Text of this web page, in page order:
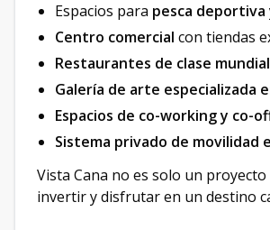
Espacios para pesca deportiva
Centro comercial con tiendas
Restaurantes de clase mundial
Galería de arte especializada
Espacios de co-working y co-
Sistema privado de movilidad
Vista Cana no es solo un
invertir y disfrutar en un destino